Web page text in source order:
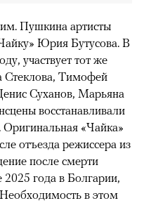
Пушкина артисты
Юрия Бутусова. В
участвует тот же
Стеклова, Тимофей
Суханов, Марьяна
восстанавливали
Оригинальная «Чайка»
отъезда режиссера из
после смерти
2025 года в Болгарии,
в этом